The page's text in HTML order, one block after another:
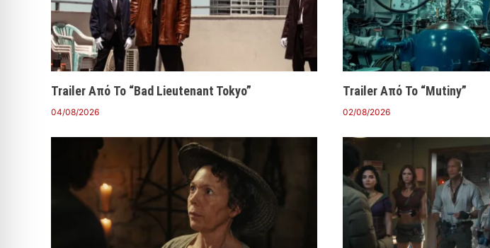
Trailer Από Το “Bad Lieutenant Tokyo”
04/08/2026
Trailer Από Το “Mutiny”
02/08/2026